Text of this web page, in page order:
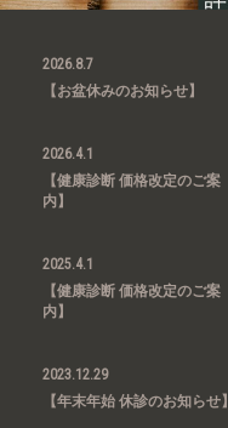
2026.8.7
【お盆休みのお知らせ】
2026.4.1
【健康診断 価格改定のご案
内】
2025.4.1
【健康診断 価格改定のご案
内】
2023.12.29
【年末年始 休診のお知らせ】